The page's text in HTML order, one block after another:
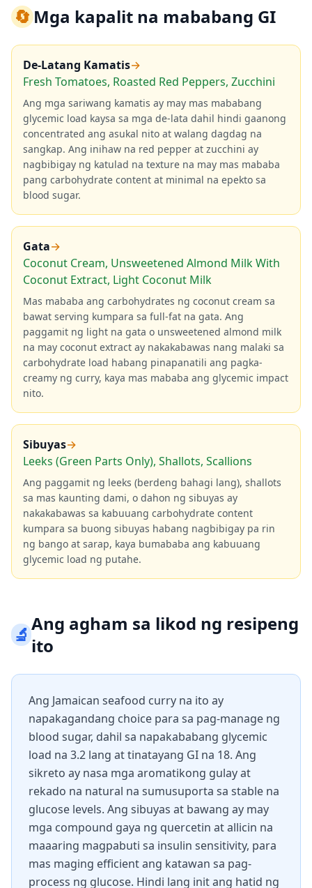
🔄Mga kapalit na mababang GI
De-Latang Kamatis→
Fresh Tomatoes, Roasted Red Peppers, Zucchini
Ang mga sariwang kamatis ay may mas mababang
glycemic load kaysa sa mga de-lata dahil hindi gaanong
concentrated ang asukal nito at walang dagdag na
sangkap. Ang inihaw na red pepper at zucchini ay
nagbibigay ng katulad na texture na may mas mababa
pang carbohydrate content at minimal na epekto sa
blood sugar.
Gata→
Coconut Cream, Unsweetened Almond Milk With
Coconut Extract, Light Coconut Milk
Mas mababa ang carbohydrates ng coconut cream sa
bawat serving kumpara sa full-fat na gata. Ang
paggamit ng light na gata o unsweetened almond milk
na may coconut extract ay nakakabawas nang malaki sa
carbohydrate load habang pinapanatili ang pagka-
creamy ng curry, kaya mas mababa ang glycemic impact
nito.
Sibuyas→
Leeks (Green Parts Only), Shallots, Scallions
Ang paggamit ng leeks (berdeng bahagi lang), shallots
sa mas kaunting dami, o dahon ng sibuyas ay
nakakabawas sa kabuuang carbohydrate content
kumpara sa buong sibuyas habang nagbibigay pa rin
ng bango at sarap, kaya bumababa ang kabuuang
glycemic load ng putahe.
🔬Ang agham sa likod ng resipeng
ito
Ang Jamaican seafood curry na ito ay
napakagandang choice para sa pag-manage ng
blood sugar, dahil sa napakababang glycemic
load na 3.2 lang at tinatayang GI na 18. Ang
sikreto ay nasa mga aromatikong gulay at
rekado na natural na sumusuporta sa stable na
glucose levels. Ang sibuyas at bawang ay may
mga compound gaya ng quercetin at allicin na
maaaring magpabuti sa insulin sensitivity, para
mas maging efficient ang katawan sa pag-
process ng glucose. Hindi lang init ang hatid ng